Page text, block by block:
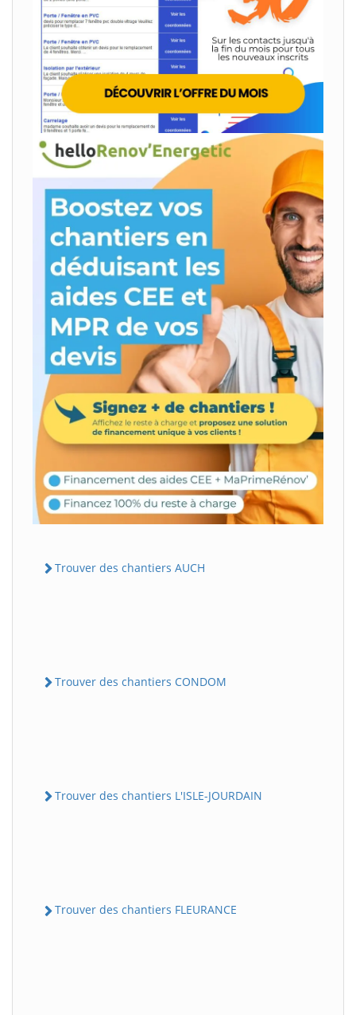
Trouver des chantiers AUCH
Trouver des chantiers CONDOM
Trouver des chantiers L'ISLE-JOURDAIN
Trouver des chantiers FLEURANCE